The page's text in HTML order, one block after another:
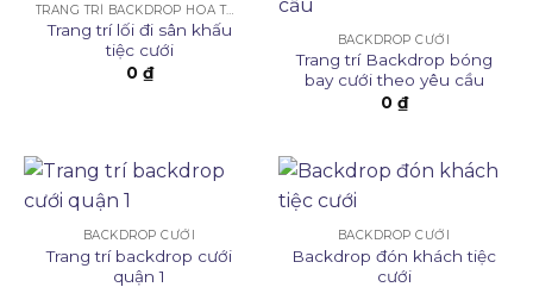
TRANG TRÍ BACKDROP HOA TƯƠI
Trang trí lối đi sân khấu
tiệc cưới
0 ₫
BACKDROP CƯỚI
Trang trí Backdrop bóng
bay cưới theo yêu cầu
0 ₫
BACKDROP CƯỚI
Trang trí backdrop cưới
quận 1
BACKDROP CƯỚI
Backdrop đón khách tiệc
cưới